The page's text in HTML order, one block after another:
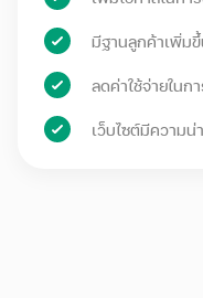
มีฐานลูกค้าเพิ่ม
ลดค่าใช้จ่ายในก
เว็บไซต์มีความน่